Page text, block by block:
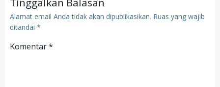
Alamat email Anda tidak akan dipublikasikan. Ruas yang wajib
ditandai *
Komentar*